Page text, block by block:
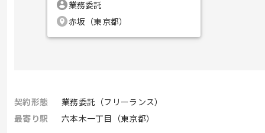
業務委託
赤坂（東京都）
契約形態
業務委託（フリーランス）
最寄り駅
六本木一丁目（東京都）